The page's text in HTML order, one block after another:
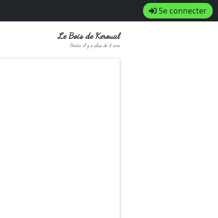
Se connecter
Le Bois de Keroual
Postée il y a plus de 4 ans